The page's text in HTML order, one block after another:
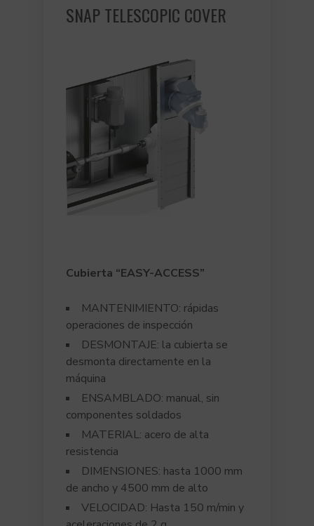
SNAP TELESCOPIC COVER
Cubierta “EASY-ACCESS”
MANTENIMIENTO: rápidas
operaciones de inspección
DESMONTAJE: la cubierta se
desmonta directamente en la
máquina
ENSAMBLADO: manual, sin
componentes soldados
MATERIAL: acero de alta
resistencia
DIMENSIONES: hasta 1000 mm
de ancho y 4500 mm de alto
VELOCIDAD: Hasta 150 m/min y